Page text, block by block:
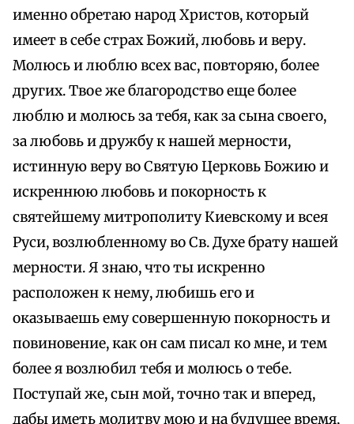
именно обретаю народ Христов, который
имеет в себе страх Божий, любовь и веру.
Молюсь и люблю всех вас, повторяю, более
других. Твое же благородство еще более
люблю и молюсь за тебя, как за сына своего,
за любовь и дружбу к нашей мерности,
истинную веру во Святую Церковь Божию и
искреннюю любовь и покорность к
святейшему митрополиту Киевскому и всея
Руси, возлюбленному во Св. Духе брату нашей
мерности. Я знаю, что ты искренно
расположен к нему, любишь его и
оказываешь ему совершенную покорность и
повиновение, как он сам писал ко мне, и тем
более я возлюбил тебя и молюсь о тебе.
Поступай же, сын мой, точно так и вперед,
дабы иметь молитву мою и на будущее время,